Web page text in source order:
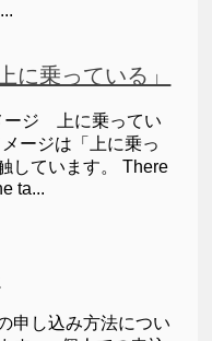
に乗っている」
ジ 上に乗ってい
ージは「上に乗っ
しています。 There
ta...
申し込み方法につい